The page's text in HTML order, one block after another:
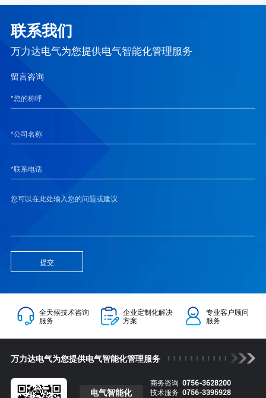
联系我们
万力达电气为您提供电气智能化管理服务
留言咨询
提交
全天候技术咨询
服务
企业定制化解决
方案
专业客户顾问
服务
万力达电气为您提供电气智能化管理服务
电气智能化
商务咨询 0756-3628200
技术服务 0756-3395928